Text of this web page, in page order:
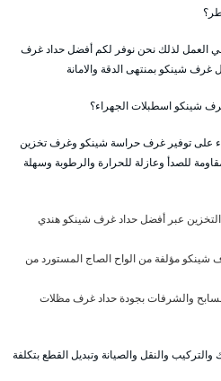
في العمل لذلك نحن نوفر لكم أفضل حداد غرف
شينكو بمنتهى الدقة والامانة
شينكو اسطبلات الجهراء؟
على توفير غرف حراسة شينكو وغرف تخزين
للصدأ وعازلة للحرارة والرطوبة وسهلة
التخزين عبر أفضل حداد غرف شينكو هندي
مؤلفة من الواح الصاج المستورد من
والشرفات بجودة حداد غرف مظلات
والنقل والصيانة وتبديل القطع بتكلفة